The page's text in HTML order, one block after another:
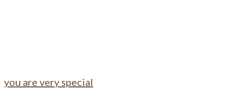
you are very special